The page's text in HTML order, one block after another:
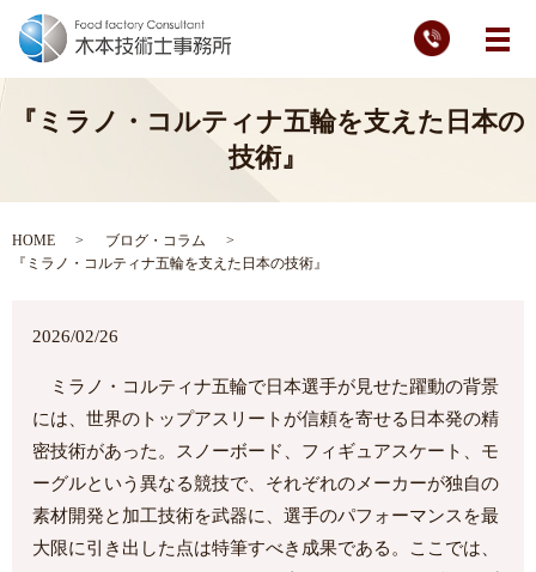
メ
『ミラノ・コルティナ五輪を支えた日本の
技術』
HOME
ブログ・コラム
『ミラノ・コルティナ五輪を支えた日本の技術』
2026/02/26
ミラノ・コルティナ五輪で日本選手が見せた躍動の背景
には、世界のトップアスリートが信頼を寄せる日本発の精
密技術があった。スノーボード、フィギュアスケート、モ
ーグルという異なる競技で、それぞれのメーカーが独自の
素材開発と加工技術を武器に、選手のパフォーマンスを最
大限に引き出した点は特筆すべき成果である。ここでは、